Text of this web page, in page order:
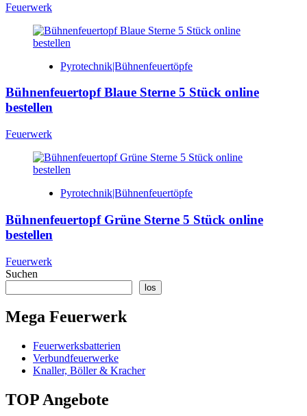
Feuerwerk
Pyrotechnik|Bühnenfeuertöpfe
Bühnenfeuertopf Blaue Sterne 5 Stück online
bestellen
Feuerwerk
Pyrotechnik|Bühnenfeuertöpfe
Bühnenfeuertopf Grüne Sterne 5 Stück online
bestellen
Feuerwerk
Suchen
los
Mega Feuerwerk
Feuerwerksbatterien
Verbundfeuerwerke
Knaller, Böller & Kracher
TOP Angebote